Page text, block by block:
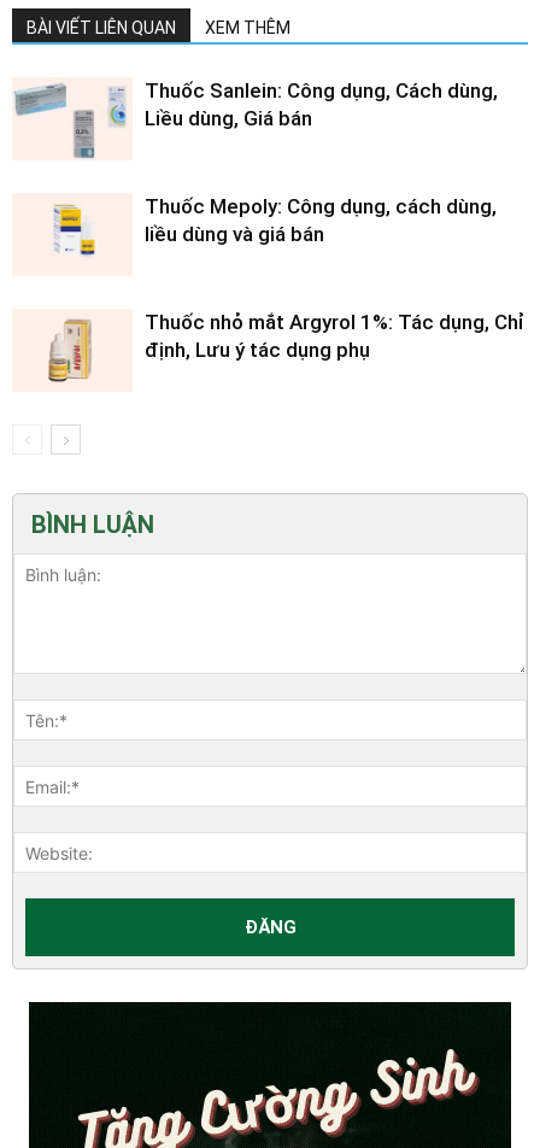
BÀI VIẾT LIÊN QUAN XEM THÊM
Thuốc Sanlein: Công dụng, Cách dùng,
Liều dùng, Giá bán
Thuốc Mepoly: Công dụng, cách dùng,
liều dùng và giá bán
Thuốc nhỏ mắt Argyrol 1%: Tác dụng, Chỉ
định, Lưu ý tác dụng phụ
BÌNH LUẬN